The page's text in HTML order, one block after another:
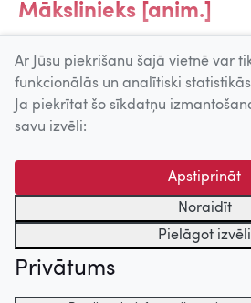
Mākslinieks [anim.]
© 2026 Nacionālais Kino centrs,
centrs. Sadarbības partneris: Latvijas
kinofotofonodokumentu arhīvs.
Ar Jūsu piekrišanu šajā vietnē var
funkcionālās un analītiski
Ja piekrītat šo sīkdatņu
savu izvēli:
Apstiprināt
Noraidīt
Pielāgot izvēli
Privātums